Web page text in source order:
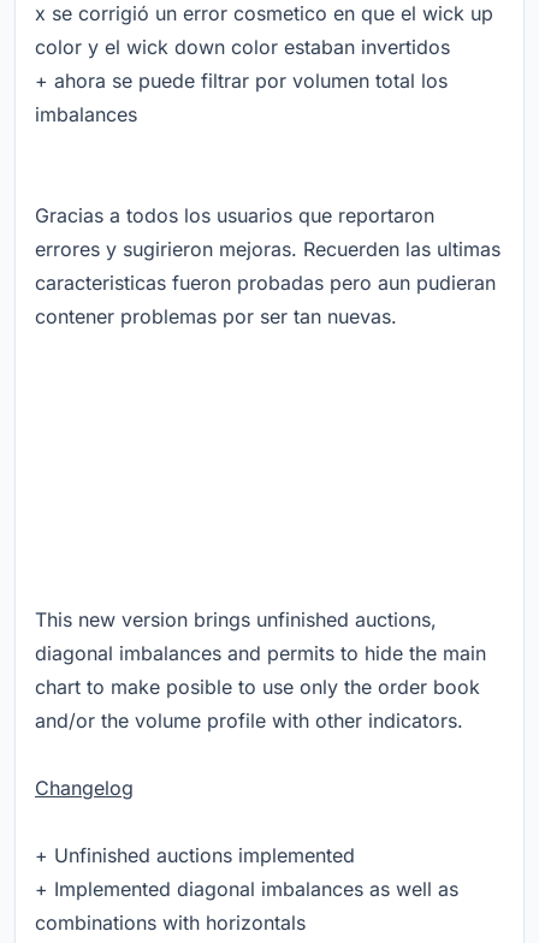
x se corrigió un error cosmetico en que el wick up
color y el wick down color estaban invertidos
+ ahora se puede filtrar por volumen total los
imbalances
Gracias a todos los usuarios que reportaron
errores y sugirieron mejoras. Recuerden las ultimas
caracteristicas fueron probadas pero aun pudieran
contener problemas por ser tan nuevas.
This new version brings unfinished auctions,
diagonal imbalances and permits to hide the main
chart to make posible to use only the order book
and/or the volume profile with other indicators.
Changelog
+ Unfinished auctions implemented
+ Implemented diagonal imbalances as well as
combinations with horizontals